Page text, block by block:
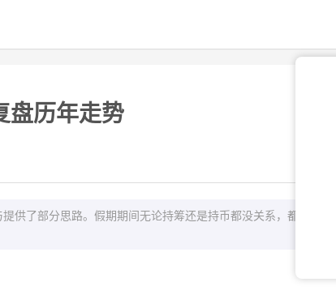
盘历年走势
供了部分思路。假期期间无论持筹还是持币都没关系，都会有足